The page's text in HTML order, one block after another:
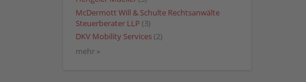
McDermott Will & Schulte Rechtsanwälte
Steuerberater LLP (3)
DKV Mobility Services (2)
mehr »